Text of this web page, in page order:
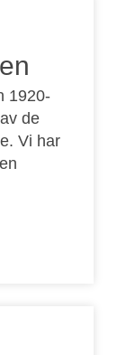
1920-
de
Vi har